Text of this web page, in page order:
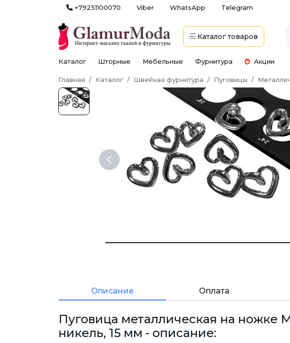
+79251100070 Viber WhatsApp Telegram
Каталог товаров
Каталог Шторные Мебельные Фурнитура Акции
Главная Каталог Швейная фурнитура Пуговицы
Previous
Описание Оплата
Пуговица металлическая на ножке
никель, 15 мм - описание: